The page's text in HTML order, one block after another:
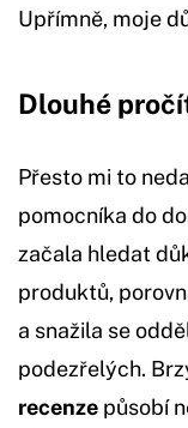
Upřímně, moje
Dlouhé
Přesto mi to
pomocníka do
začala hledat
produktů,
a snažila se
podezřelých.
recenze působí